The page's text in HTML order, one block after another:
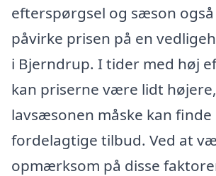
efterspørgsel og sæson
påvirke prisen på en
i Bjerndrup. I tider med høj
kan priserne være lidt
lavsæsonen måske kan finde
fordelagtige tilbud. Ved at
opmærksom på disse